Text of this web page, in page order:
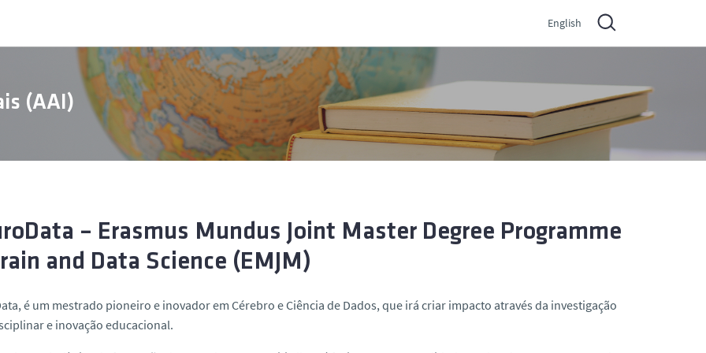
English
(AAI)
– Erasmus Mundus Joint Master Degree Programme
and Data Science (EMJM)
é um mestrado pioneiro e inovador em Cérebro e Ciência de Dados, que irá criar impacto através da investigação
e inovação educacional.